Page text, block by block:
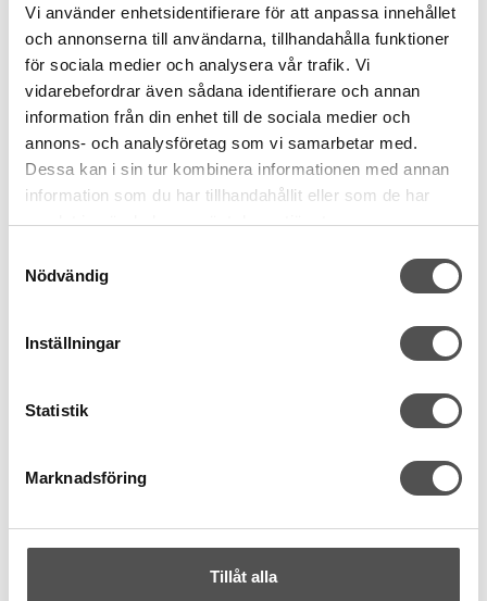
Vi använder enhetsidentifierare för att anpassa innehållet
och annonserna till användarna, tillhandahålla funktioner
för sociala medier och analysera vår trafik. Vi
vidarebefordrar även sådana identifierare och annan
information från din enhet till de sociala medier och
annons- och analysföretag som vi samarbetar med.
Dessa kan i sin tur kombinera informationen med annan
information som du har tillhandahållit eller som de har
samlat in när du har använt deras tjänster.
Nödvändig
Inställningar
Statistik
Marknadsföring
Tillåt alla
Längre nålsöga
67 kr
KÖP